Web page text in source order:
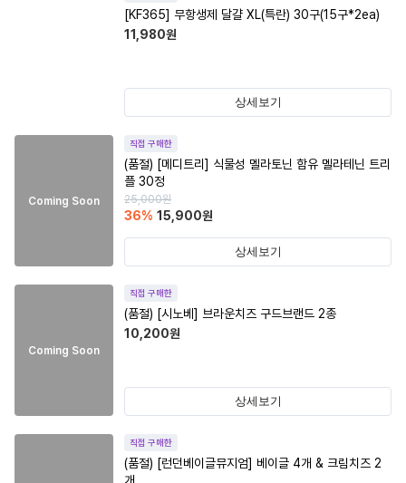
[KF365] 무항생제 달걀 XL(특란) 30구(15구*2ea)
11,980원
상세보기
Coming Soon
직접 구매한
(품절) [메디트리] 식물성 멜라토닌 함유 멜라테닌 트리
플 30정
25,000원
36% 15,900원
상세보기
Coming Soon
직접 구매한
(품절) [시노베] 브라운치즈 구드브랜드 2종
10,200원
상세보기
직접 구매한
(품절) [런던베이글뮤지엄] 베이글 4개 & 크림치즈 2